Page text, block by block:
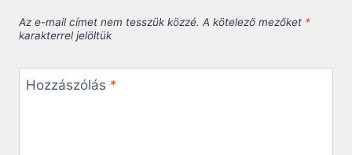
Az e-mail címet nem tesszük közzé. A kötelező mezőket *
karakterrel jelöltük
Hozzászólás *